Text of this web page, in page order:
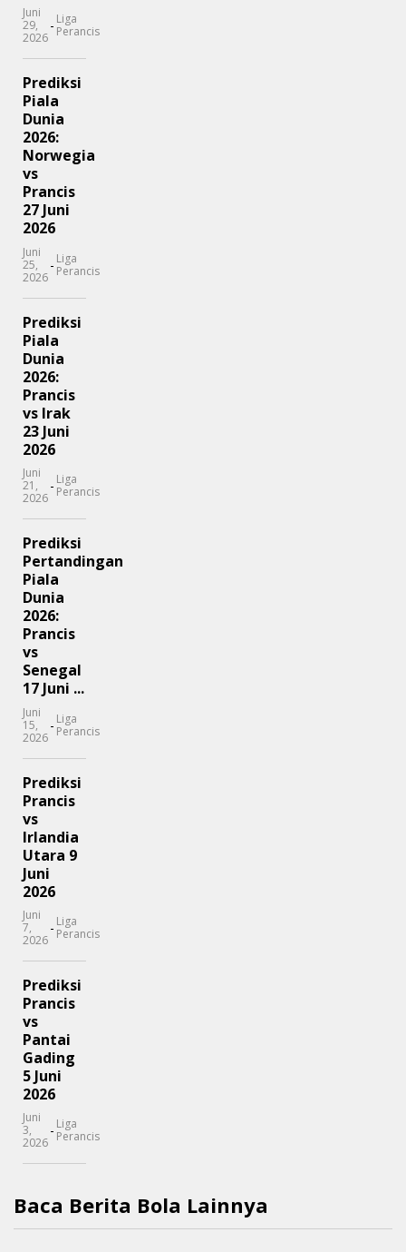
Juni
29,
2026
- Liga
Perancis
Prediksi
Piala
Dunia
2026:
Norwegia
vs
Prancis
27 Juni
2026
Juni
25,
2026
- Liga
Perancis
Prediksi
Piala
Dunia
2026:
Prancis
vs Irak
23 Juni
2026
Juni
21,
2026
- Liga
Perancis
Prediksi
Pertandingan
Piala
Dunia
2026:
Prancis
vs
Senegal
17 Juni ...
Juni
15,
2026
- Liga
Perancis
Prediksi
Prancis
vs
Irlandia
Utara 9
Juni
2026
Juni
7,
2026
- Liga
Perancis
Prediksi
Prancis
vs
Pantai
Gading
5 Juni
2026
Juni
3,
2026
- Liga
Perancis
Baca Berita Bola Lainnya